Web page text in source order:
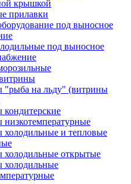
крышкой
прилавки
под выносное
под выносное
"рыба на льду" (витрины
и тепловые
открытые
холодильные